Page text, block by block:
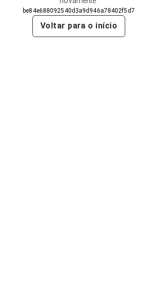
be84e688092540d3a9d946a78402f5d7
Voltar para o início